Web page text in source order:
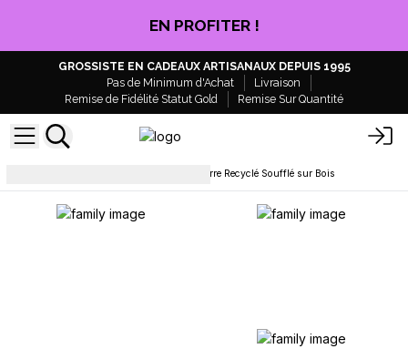
EN PROFITER !
GROSSISTE EN CADEAUX ARTISANAUX DEPUIS 1995
Pas de Minimum d'Achat
Livraison
Remise de Fidélité Statut Gold
Remise Sur Quantité
Verre Recyclé Soufflé sur Bois